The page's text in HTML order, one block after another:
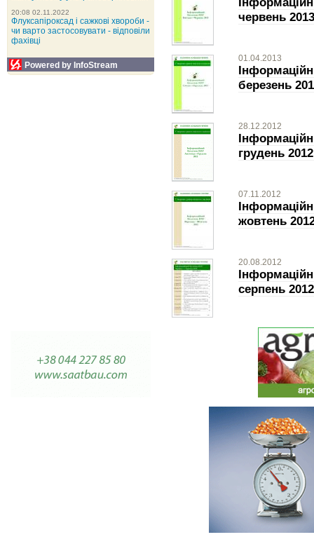
червень
01.04.2013
березень
28.12.2012
грудень
07.11.2012
жовтень
20.08.2012
серпень 2012
20:08 02.11.2022
Флуксапіроксад і сажкові хвороби -
чи варто застосовувати - відповіли
фахівці
Powered by InfoStream